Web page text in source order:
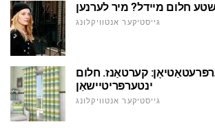
גייסטיקער אנטוויקלונג
קערטאַנז. חלום
ינטערפּריטיישאַן
גייסטיקער אנטוויקלונג